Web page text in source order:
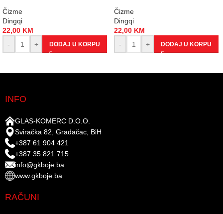
Čizme
Dingqi
22,00 KM
-
+ DODAJ U KORPU
Čizme
Dingqi
22,00 KM
-
+ DODAJ U KORPU
INFO
GLAS-KOMERC D.O.O.
Sviračka 82, Gradačac, BiH
+387 61 904 421
+387 35 821 715
info@gkboje.ba
www.gkboje.ba
RAČUNI